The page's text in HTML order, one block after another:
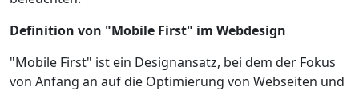
Definition von "Mobile First" im Webdesign
"Mobile First" ist ein Designansatz, bei dem der Fokus
von Anfang an auf die Optimierung von Webseiten und